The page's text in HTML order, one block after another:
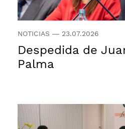
NOTICIAS — 23.07.2026
Despedida de
Palma